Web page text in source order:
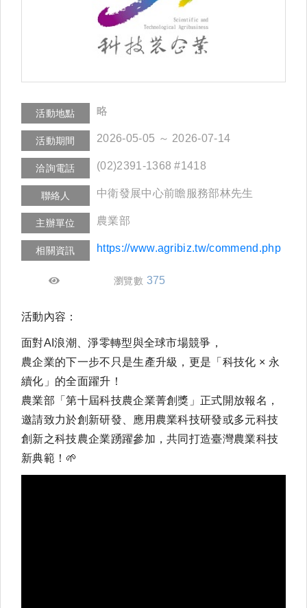
活動地點 略
活動期間 2026-05-05 ～ 2026-07-14
洽詢電話 (02)2391-1368 #1418
聯絡人 中衛發展中心前瞻服務部林先生
主辦單位 農業部
相關資訊 https://www.agribiz.tw/commend.php
瀏覽數 375
活動內容：
面對AI浪潮、淨零轉型與全球市場競爭，
農企業的下一步不只是生產升級，更是「科技化 × 永
續化」的全面躍升！
農業部「第十屆科技農企業菁創獎」正式開放報名，
邀請致力於創新研發、應用農業科技研發或多元科技
創新之科技農企業踴躍參加，共同打造臺灣農業科技
新典範！ 🌱